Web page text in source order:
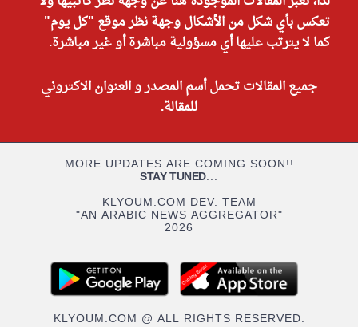
تعكس بأي شكل من الأشكال وجهة نظر موقع "كل يوم"
كما لا يترتب عليها أي مسؤولية مباشرة أو غير مباشرة.
جميع المقالات تحمل أسم المصدر و العنوان الاكتروني
للمقالة.
MORE UPDATES ARE COMING SOON!!
STAY TUNED...
KLYOUM.COM DEV. TEAM
"AN ARABIC NEWS AGGREGATOR"
2026
KLYOUM.COM @ ALL RIGHTS RESERVED.